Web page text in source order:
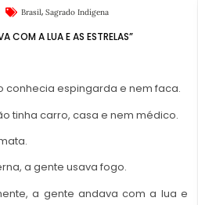
Brasil, Sagrado Indígena
COM A LUA E AS ESTRELAS”
conhecia espingarda e nem faca.
tinha carro, casa e nem médico.
a gente usava fogo.
a gente andava com a lua e